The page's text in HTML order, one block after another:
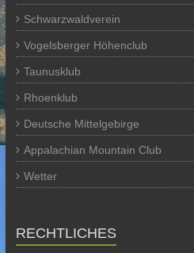
Schwarzwaldverein
Vogelsberger Höhenclub
Taunusklub
Rhoenklub
Deutsche Mittelgebirge
Appalachian Mountain Club
Wetter
RECHTLICHES